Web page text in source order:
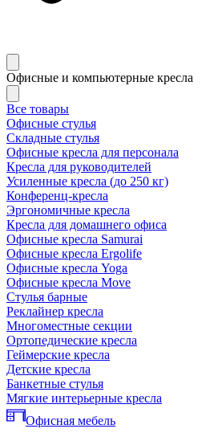
Офисные и компьютерные кресла
Все товары
Офисные стулья
Складные стулья
Офисные кресла для персонала
Кресла для руководителей
Усиленные кресла (до 250 кг)
Конференц-кресла
Эргономичные кресла
Кресла для домашнего офиса
Офисные кресла Samurai
Офисные кресла Ergolife
Офисные кресла Yoga
Офисные кресла Move
Стулья барные
Реклайнер кресла
Многоместные секции
Ортопедические кресла
Геймерские кресла
Детские кресла
Банкетные стулья
Мягкие интерьерные кресла
Офисная мебель